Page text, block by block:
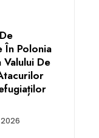
În Polonia
De